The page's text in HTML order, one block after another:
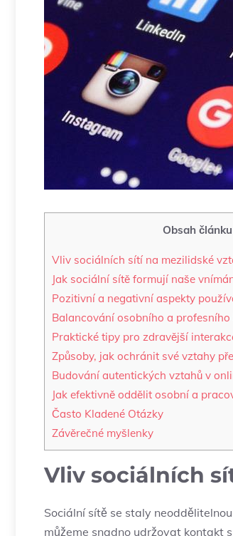
Obsah článku
Vliv sociálních sítí na mezilidské
Jak sociální sítě formují naše
Pozitivní a negativní aspekty
Balancování osobního a
Praktické tipy‌ pro zdravější
Způsoby, jak ochránit své vztahy
Budování autentických vztahů v
Jak ‍efektivně oddělit osobní⁣ a
Často‍ Kladené ⁣Otázky
Závěrečné‍ myšlenky
Vliv sociálních
Sociální sítě se staly
můžeme snadno udržovat kontakt